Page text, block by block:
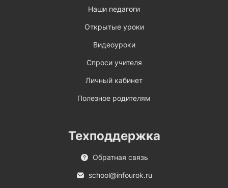
Наши педагоги
Открытые уроки
Видеоуроки
Спроси учителя
Личный кабинет
Полезное родителям
Техподдержка
Обратная связь
school@infourok.ru